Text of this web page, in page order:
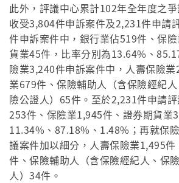
此外，評議中心累計102年全年度之
收受3,804件申訴案件及2,231件申請
件申訴案件中，銀行業佔519件、保
貨業45件，比率分別為13.64%、
險業3,240件申訴案件中，人壽保險
業679件、保險輔助人（含保險經紀
險公證人）65件。至於2,231件申請
253件、保險業1,945件、證券期貨業
11.34%、87.18%、1.48%；再就保
議案件加以細分，人壽保險業1,495
件、保險輔助人（含保險經紀人、保
人）34件。